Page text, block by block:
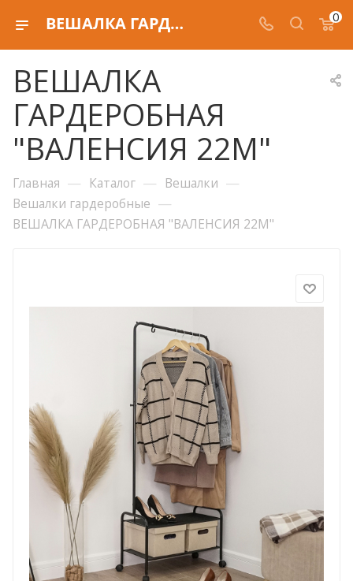
ВЕШАЛКА ГАРДЕРОБНАЯ "ВАЛЕНСИЯ 22М" 0
ВЕШАЛКА
ГАРДЕРОБНАЯ
"ВАЛЕНСИЯ 22М"
Главная — Каталог — Вешалки —
Вешалки гардеробные —
ВЕШАЛКА ГАРДЕРОБНАЯ "ВАЛЕНСИЯ 22М"